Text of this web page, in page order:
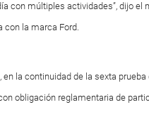
con múltiples actividades”, dijo
con la marca Ford.
la continuidad de la sexta
obligación reglamentaria de